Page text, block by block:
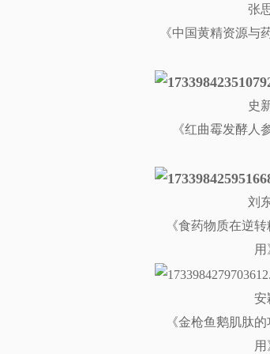
张
《中国黄精资源与
史
《红曲霉发酵人
刘
《食药物质在逆
用
安
《金枪鱼鹅肌肽
用